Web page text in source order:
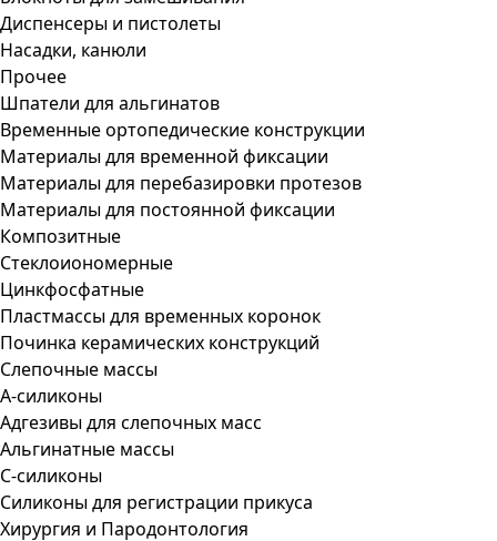
Диспенсеры и пистолеты
Насадки, канюли
Прочее
Шпатели для альгинатов
Временные ортопедические конструкции
Материалы для временной фиксации
Материалы для перебазировки протезов
Материалы для постоянной фиксации
Композитные
Стеклоиономерные
Цинкфосфатные
Пластмассы для временных коронок
Починка керамических конструкций
Слепочные массы
А-силиконы
Адгезивы для слепочных масс
Альгинатные массы
С-силиконы
Силиконы для регистрации прикуса
Хирургия и Пародонтология